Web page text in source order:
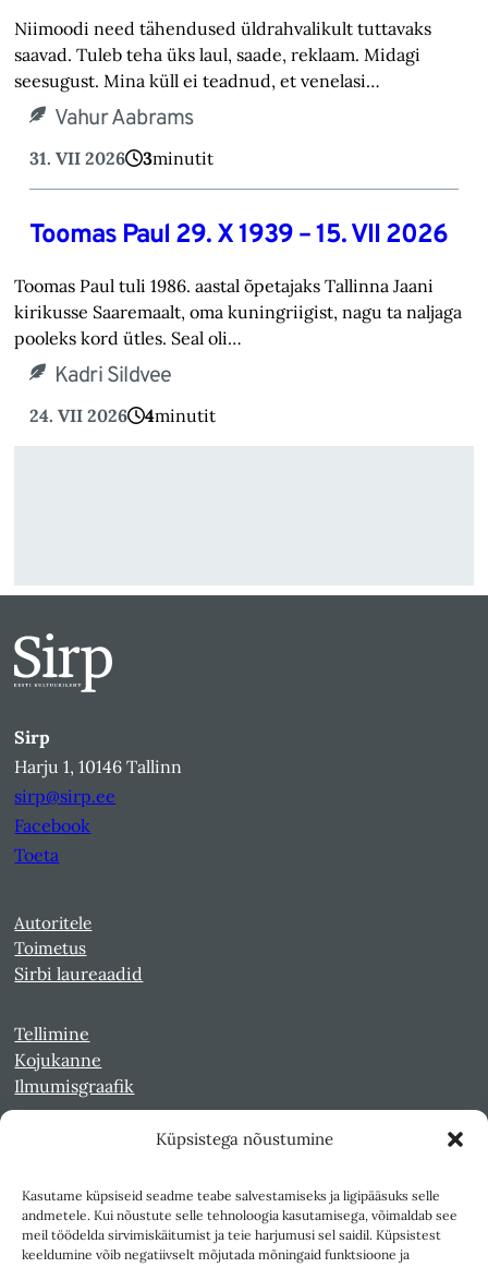
Küpsistega nõustumine
Kasutame küpsiseid seadme teabe salvestamiseks ja ligipääsuks selle
andmetele. Kui nõustute selle tehnoloogia kasutamisega, võimaldab see
meil töödelda sirvimiskäitumist ja teie harjumusi sel saidil. Küpsistest
keeldumine võib negatiivselt mõjutada mõningaid funktsioone ja
Niimoodi need tähendused üldrahvalikult tuttavaks
saavad. Tuleb teha üks laul, saade, reklaam. Midagi
seesugust. Mina küll ei teadnud, et venelasi…
Vahur Aabrams
31. VII 2026 3minutit
Toomas Paul 29. X 1939 – 15. VII 2026
Toomas Paul tuli 1986. aastal õpetajaks Tallinna Jaani
kirikusse Saaremaalt, oma kuningriigist, nagu ta naljaga
pooleks kord ütles. Seal oli…
Kadri Sildvee
24. VII 2026 4minutit
Sirp
Harju 1, 10146 Tallinn
sirp@sirp.ee
Facebook
Toeta
Autoritele
Toimetus
Sirbi laureaadid
Tellimine
Kojukanne
Ilmumisgraafik
Kultuurileht 1994-1997
Reede 1989-1990
Sirp ja Vasar 1940-1989